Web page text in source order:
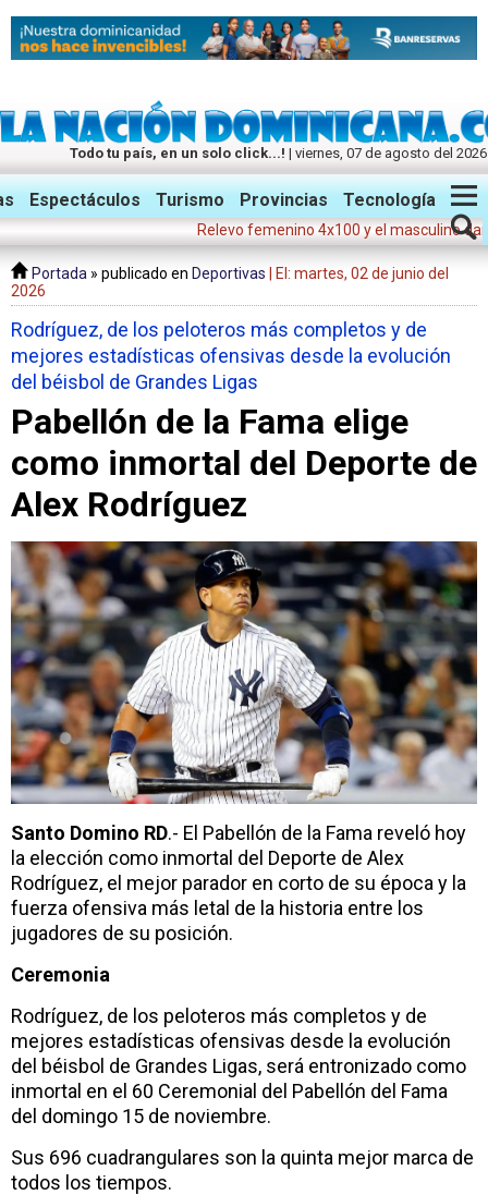
Todo tu país, en un solo click...! | viernes, 07 de agosto del 2026
Twitter Facebook Instagram
Espectáculos Turismo Provincias Tecnología
Relevo femenino 4x100 y el masculino dan
Portada » publicado en Deportivas
| El: martes, 02 de junio del
2026
Rodríguez, de los peloteros más completos y de
mejores estadísticas ofensivas desde la evolución
del béisbol de Grandes Ligas
Pabellón de la Fama elige
como inmortal del Deporte de
Alex Rodríguez
Santo Domino RD.- El Pabellón de la Fama reveló hoy
la elección como inmortal del Deporte de Alex
Rodríguez, el mejor parador en corto de su época y la
fuerza ofensiva más letal de la historia entre los
jugadores de su posición.
Ceremonia
Rodríguez, de los peloteros más completos y de
mejores estadísticas ofensivas desde la evolución
del béisbol de Grandes Ligas, será entronizado como
inmortal en el 60 Ceremonial del Pabellón del Fama
del domingo 15 de noviembre.
Sus 696 cuadrangulares son la quinta mejor marca de
todos los tiempos.